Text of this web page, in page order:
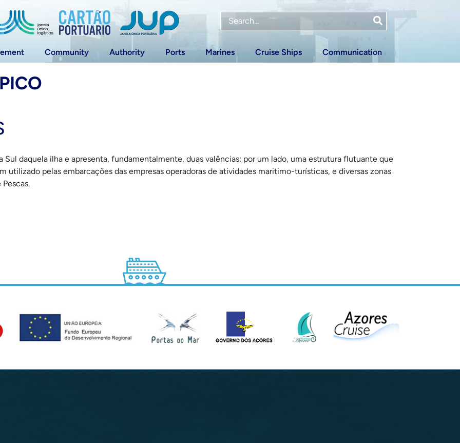
Community Authority Ports Marines Cruise Ships Communication
Sul daquela ilha e apresenta, fundamentalmente, duas valências: por um lado, uma estrutura flutuante que
utilizado pelas embarcações das empresas operadoras de atividades maritimo-turísticas, e diversas zonas